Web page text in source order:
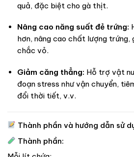
quả, đặc biệt cho gà thịt.
Nâng cao năng suất đẻ trứng:
hơn, nâng cao chất lượng
chắc vỏ.
Giảm căng thẳng: Hỗ trợ vật
đoạn stress như vận chuyển,
đổi thời tiết, v.v.
Thành phần và hướng dẫn sử
Thành phần: